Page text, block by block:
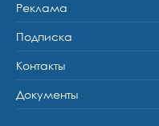
Реклама
Подписка
Контакты
Документы